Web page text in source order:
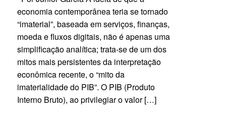
economia contemporânea teria se tornado
“imaterial”, baseada em serviços, finanças,
moeda e fluxos digitais, não é apenas uma
simplificação analítica; trata-se de um dos
mitos mais persistentes da interpretação
econômica recente, o “mito da
imaterialidade do PIB”. O PIB (Produto
Interno Bruto), ao privilegiar o valor […]